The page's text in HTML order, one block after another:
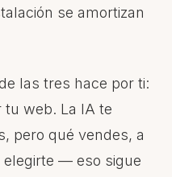
se amortizan
las tres hace por ti:
tu web. La IA te
pero qué vendes, a
— eso sigue